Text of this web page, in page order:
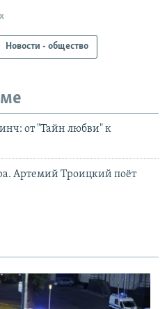
Новости - общество
от "Тайн любви" к
Артемий Троицкий поёт